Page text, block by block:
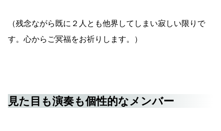
（残念ながら既に２人とも他界してしまい寂しい限りで
す。心からご冥福をお祈りします。）
見た目も演奏も個性的なメンバー